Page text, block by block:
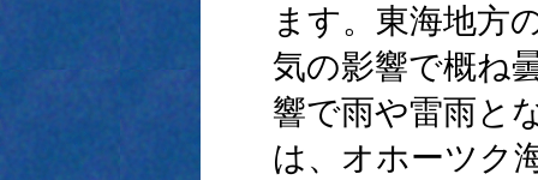
ます。東海地方
気の影響で概ね
響で雨や雷雨と
は、オホーツク